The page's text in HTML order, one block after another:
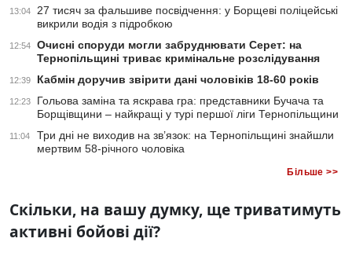
13:04
27 тисяч за фальшиве посвідчення: у Борщеві поліцейські
викрили водія з підробкою
12:54
Очисні споруди могли забруднювати Серет: на
Тернопільщині триває кримінальне розслідування
12:39 Кабмін доручив звірити дані чоловіків 18-60 років
12:23
Гольова заміна та яскрава гра: представники Бучача та
Борщівщини – найкращі у турі першої ліги Тернопільщини
11:04
Три дні не виходив на зв’язок: на Тернопільщині знайшли
мертвим 58-річного чоловіка
Більше >>
Скільки, на вашу думку, ще триватимуть
активні бойові дії?